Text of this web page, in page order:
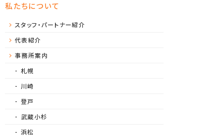
私たちについて
スタッフ・パートナー紹介
代表紹介
事務所案内
札幌
川崎
登戸
武蔵小杉
浜松